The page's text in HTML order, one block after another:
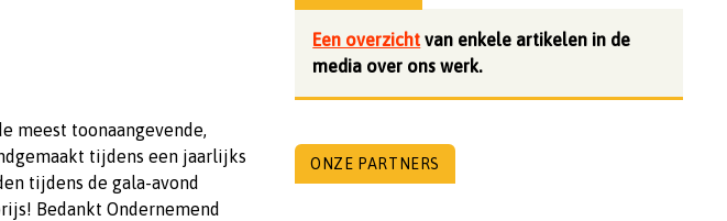
meest toonaangevende,
tijdens een jaarlijks
tijdens de gala-avond
Bedankt Ondernemend
Een overzicht van enkele artikelen in de
media over ons werk.
ONZE PARTNERS